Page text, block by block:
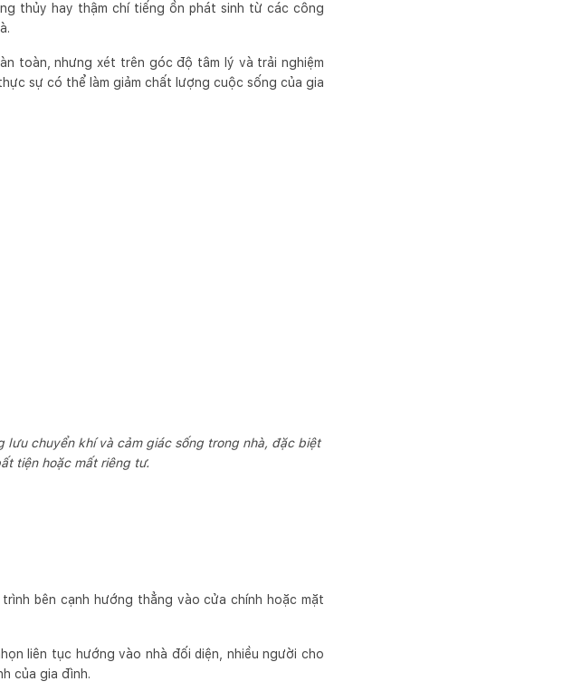
thủy hay thậm chí tiếng ồn phát sinh từ các công
toàn, nhưng xét trên góc độ tâm lý và trải nghiệm
sự có thể làm giảm chất lượng cuộc sống của gia
chuyển khí và cảm giác sống trong nhà, đặc biệt
tiện hoặc mất riêng tư.
bên cạnh hướng thẳng vào cửa chính hoặc mặt
liên tục hướng vào nhà đối diện, nhiều người cho
của gia đình.